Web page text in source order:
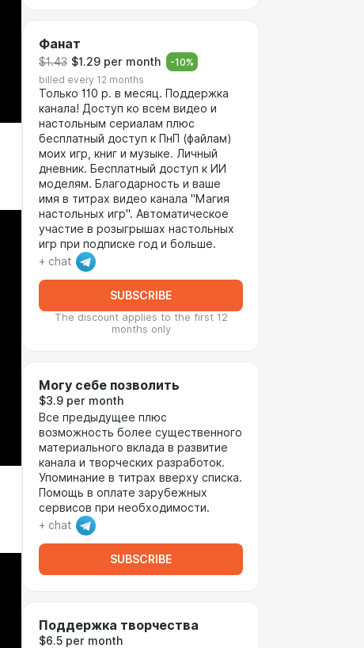
Фанат
$1.43 $1.29 per month -10%
billed every 12 months
Только 110 р. в месяц. Поддержка
канала! Доступ ко всем видео и
настольным сериалам плюс
бесплатный доступ к ПнП (файлам)
моих игр, книг и музыке. Личный
дневник. Бесплатный доступ к ИИ
моделям. Благодарность и ваше
имя в титрах видео канала "Магия
настольных игр". Автоматическое
участие в розыгрышах настольных
игр при подписке год и больше.
+ chat
SUBSCRIBE
The discount applies to the first 12
months only
Могу себе позволить
$3.9 per month
Все предыдущее плюс
возможность более существенного
материального вклада в развитие
канала и творческих разработок.
Упоминание в титрах вверху списка.
Помощь в оплате зарубежных
сервисов при необходимости.
+ chat
SUBSCRIBE
Поддержка творчества
$6.5 per month